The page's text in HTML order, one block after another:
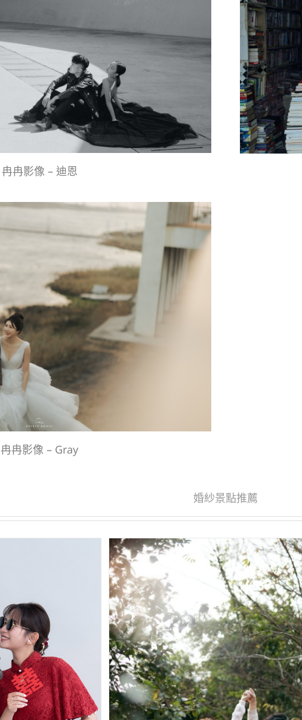
冉冉影像 – 迪恩
冉冉影像 – Gray
婚紗景點推薦